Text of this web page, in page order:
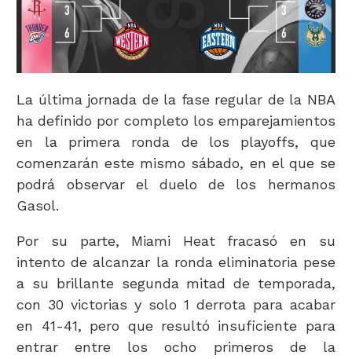
La última jornada de la fase regular de la NBA
ha definido por completo los emparejamientos
en la primera ronda de los playoffs, que
comenzarán este mismo sábado, en el que se
podrá observar el duelo de los hermanos
Gasol.
Por su parte, Miami Heat fracasó en su
intento de alcanzar la ronda eliminatoria pese
a su brillante segunda mitad de temporada,
con 30 victorias y solo 1 derrota para acabar
en 41-41, pero que resultó insuficiente para
entrar entre los ocho primeros de la